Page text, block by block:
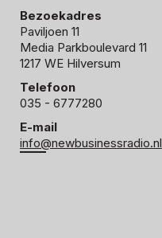
Bezoekadres
Paviljoen 11
Media Parkboulevard 11
1217 WE Hilversum
Telefoon
035 - 6777280
E-mail
info@newbusinessradio.nl